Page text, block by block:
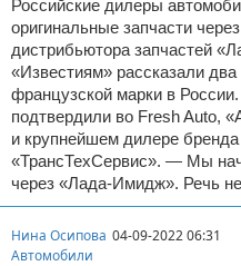
Российские дилеры
оригинальные запчасти
дистрибьютора запчастей
«Известиям» рассказали
французской марки в
подтвердили во Fresh Auto,
и крупнейшем дилере
«ТрансТехСервис». — Мы
через «Лада-Имидж». Речь
Нина Осипова 04-09-2022 06:31
Автомобили